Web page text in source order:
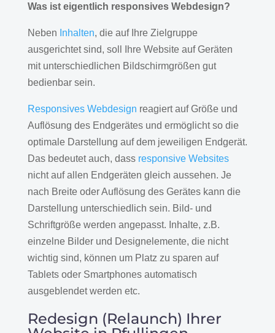
Was ist eigentlich responsives Webdesign?
Neben Inhalten, die auf Ihre Zielgruppe
ausgerichtet sind, soll Ihre Website auf Geräten
mit unterschiedlichen Bildschirmgrößen gut
bedienbar sein.
Responsives Webdesign reagiert auf Größe und
Auflösung des Endgerätes und ermöglicht so die
optimale Darstellung auf dem jeweiligen Endgerät.
Das bedeutet auch, dass responsive Websites
nicht auf allen Endgeräten gleich aussehen. Je
nach Breite oder Auflösung des Gerätes kann die
Darstellung unterschiedlich sein. Bild- und
Schriftgröße werden angepasst. Inhalte, z.B.
einzelne Bilder und Designelemente, die nicht
wichtig sind, können um Platz zu sparen auf
Tablets oder Smartphones automatisch
ausgeblendet werden etc.
Redesign (Relaunch) Ihrer